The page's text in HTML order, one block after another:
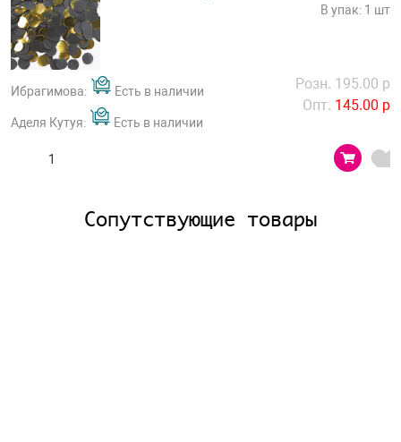
В упак: 1 шт
Ибрагимова: Есть в наличии
Аделя Кутуя: Есть в наличии
Розн. 195.00 р
Опт. 145.00 р
Сопутствующие товары